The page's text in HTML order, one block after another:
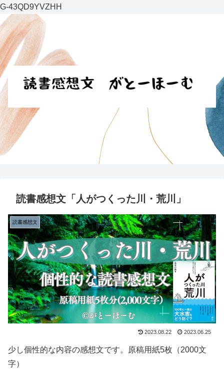
G-43QD9YVZHH
読書感想文「人がつくった川・荒川」
読書感想文
2023.08.22 2023.06.25
少し個性的な内容の感想文です。原稿用紙5枚（2000文
字）